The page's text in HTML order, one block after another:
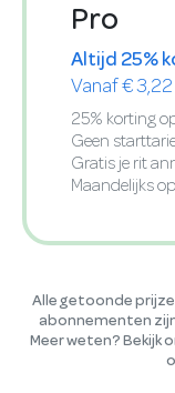
Pro
Altijd 25%
Vanaf €
25% korting
Geen
Gratis je rit
Maandelijks
Alle getoonde
abonnementen
Meer weten? Bekijk